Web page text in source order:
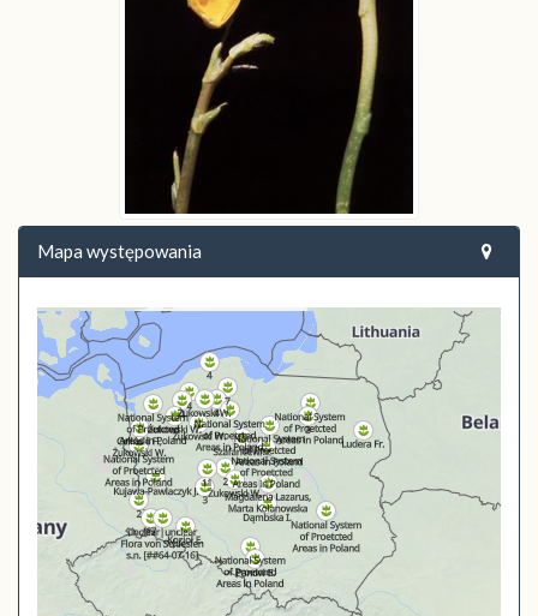
Mapa występowania